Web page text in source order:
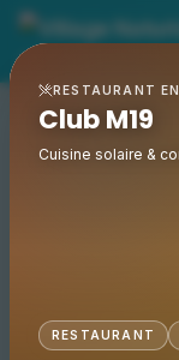
Événements
Club M19- Village
Emblématique
Adresse : 2 Av.
RESTAURANT
Club M19
Cuisine solaire &
RESTAURANT